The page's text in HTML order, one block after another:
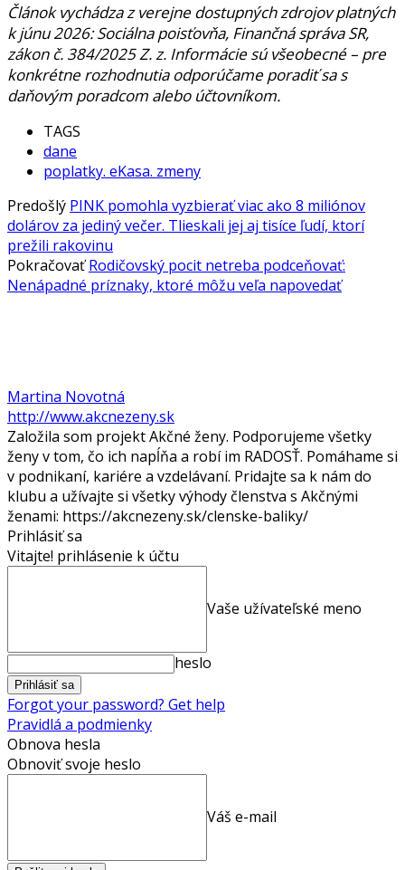
Článok vychádza z verejne dostupných zdrojov platných
k júnu 2026: Sociálna poisťovňa, Finančná správa SR,
zákon č. 384/2025 Z. z. Informácie sú všeobecné – pre
konkrétne rozhodnutia odporúčame poradiť sa s
daňovým poradcom alebo účtovníkom.
TAGS
dane
poplatky. eKasa. zmeny
Predošlý PINK pomohla vyzbierať viac ako 8 miliónov
dolárov za jediný večer. Tlieskali jej aj tisíce ľudí, ktorí
prežili rakovinu
Pokračovať Rodičovský pocit netreba podceňovať:
Nenápadné príznaky, ktoré môžu veľa napovedať
Martina Novotná
http://www.akcnezeny.sk
Založila som projekt Akčné ženy. Podporujeme všetky
ženy v tom, čo ich napĺňa a robí im RADOSŤ. Pomáhame si
v podnikaní, kariére a vzdelávaní. Pridajte sa k nám do
klubu a užívajte si všetky výhody členstva s Akčnými
ženami: https://akcnezeny.sk/clenske-baliky/
Prihlásiť sa
Vitajte! prihlásenie k účtu
Vaše užívateľské meno
heslo
Forgot your password? Get help
Pravidlá a podmienky
Obnova hesla
Obnoviť svoje heslo
Váš e-mail